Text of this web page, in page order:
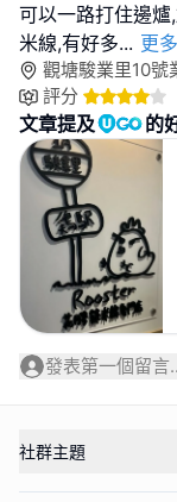
可以一路打住邊
米線,有好多... 更多
觀塘駿業里10號
評分
文章提及 的
發表第一個留言
社群主題